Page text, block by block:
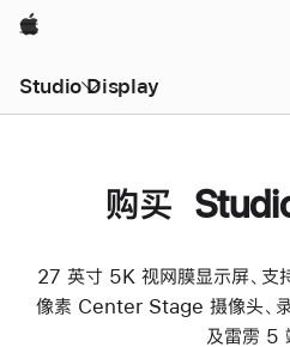
Apple
Studio Display
购买
27 英寸 5K 视网膜显示屏、
像素 Center Stage 摄像头、
及雷雳 5